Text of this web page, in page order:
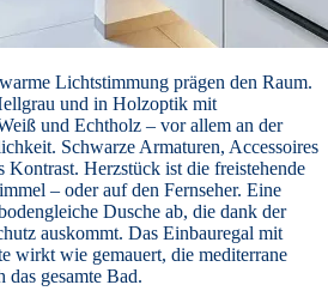
Lichtstimmung prägen den Raum.
und in Holzoptik mit
und Echtholz – vor allem an der
Schwarze Armaturen, Accessoires
Herzstück ist die freistehende
– oder auf den Fernseher. Eine
Dusche ab, die dank der
auskommt. Das Einbauregal mit
wirkt wie gemauert, die mediterrane
gesamte Bad.